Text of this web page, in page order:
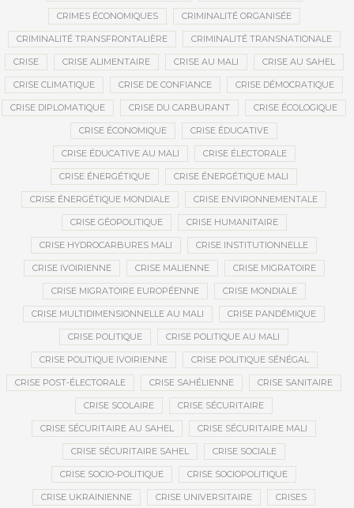
CRIMES ÉCONOMIQUES CRIMINALITÉ ORGANISÉE
CRIMINALITÉ TRANSFRONTALIÈRE CRIMINALITÉ TRANSNATIONALE
CRISE CRISE ALIMENTAIRE CRISE AU MALI CRISE AU SAHEL
CRISE CLIMATIQUE CRISE DE CONFIANCE CRISE DÉMOCRATIQUE
CRISE DIPLOMATIQUE CRISE DU CARBURANT CRISE ÉCOLOGIQUE
CRISE ÉCONOMIQUE CRISE ÉDUCATIVE
CRISE ÉDUCATIVE AU MALI CRISE ÉLECTORALE
CRISE ÉNERGÉTIQUE CRISE ÉNERGÉTIQUE MALI
CRISE ÉNERGÉTIQUE MONDIALE CRISE ENVIRONNEMENTALE
CRISE GÉOPOLITIQUE CRISE HUMANITAIRE
CRISE HYDROCARBURES MALI CRISE INSTITUTIONNELLE
CRISE IVOIRIENNE CRISE MALIENNE CRISE MIGRATOIRE
CRISE MIGRATOIRE EUROPÉENNE CRISE MONDIALE
CRISE MULTIDIMENSIONNELLE AU MALI CRISE PANDÉMIQUE
CRISE POLITIQUE CRISE POLITIQUE AU MALI
CRISE POLITIQUE IVOIRIENNE CRISE POLITIQUE SÉNÉGAL
CRISE POST-ÉLECTORALE CRISE SAHÉLIENNE CRISE SANITAIRE
CRISE SCOLAIRE CRISE SÉCURITAIRE
CRISE SÉCURITAIRE AU SAHEL CRISE SÉCURITAIRE MALI
CRISE SÉCURITAIRE SAHEL CRISE SOCIALE
CRISE SOCIO-POLITIQUE CRISE SOCIOPOLITIQUE
CRISE UKRAINIENNE CRISE UNIVERSITAIRE CRISES